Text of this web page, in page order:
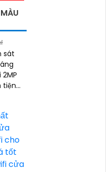
sát
tiện
ninh